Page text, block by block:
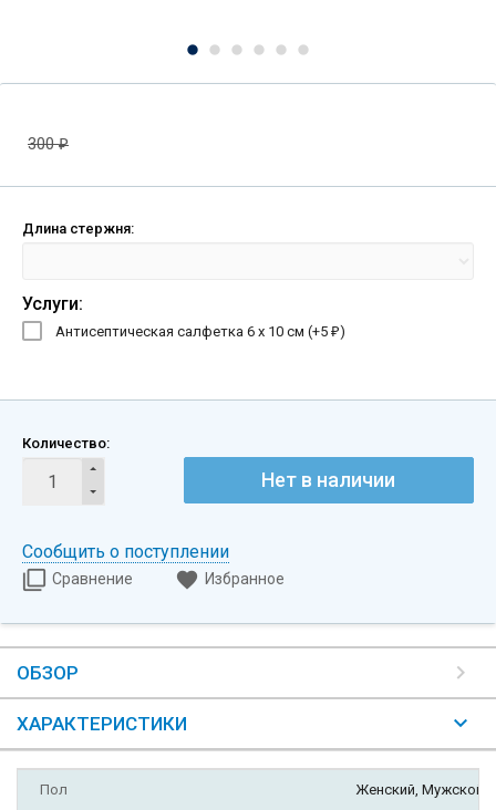
300₽
Длина стержня:
Услуги:
Антисептическая салфетка 6 х 10 см (+5 ₽)
Количество:
Нет в наличии
Сообщить о поступлении
Сравнение Избранное
ОБЗОР
ХАРАКТЕРИСТИКИ
Пол Женский, Мужской